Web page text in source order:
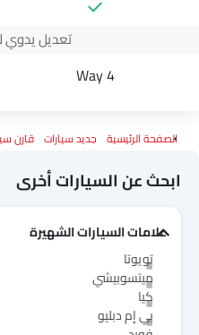
تعديل يدوي
4 Way
الصفحة الرئيسية جديد سيارات قارن
ابحث عن السيارات أخرى
علامات السيارات الشهيرة
تويوتا
ميتسوبيشي
كيا
بي إم دبليو